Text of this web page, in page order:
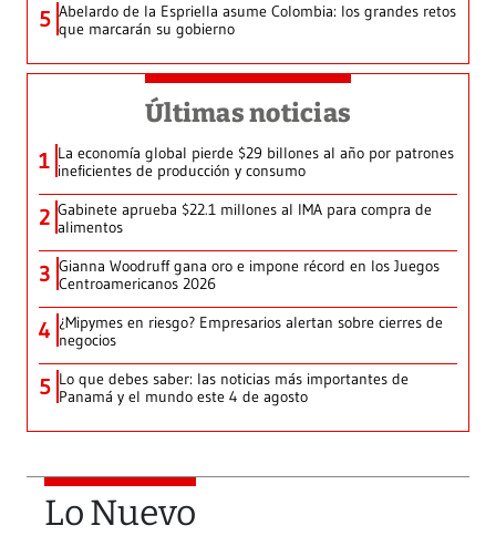
5 Abelardo de la Espriella asume Colombia: los grandes retos
que marcarán su gobierno
Últimas noticias
1 La economía global pierde $29 billones al año por patrones
ineficientes de producción y consumo
2 Gabinete aprueba $22.1 millones al IMA para compra de
alimentos
3 Gianna Woodruff gana oro e impone récord en los Juegos
Centroamericanos 2026
4 ¿Mipymes en riesgo? Empresarios alertan sobre cierres de
negocios
5 Lo que debes saber: las noticias más importantes de
Panamá y el mundo este 4 de agosto
Lo Nuevo